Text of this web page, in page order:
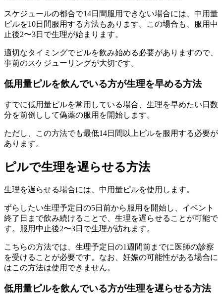
スケジュールの都合で14日間服用できない場合には、中用量
ピルを10日間服用する方法もあります。この場合も、服用中
止後2〜3日で生理が始まります。
適切なタイミングでピルを飲み始める必要がありますので、
事前のスケジューリングが大切です。
低用量ピルを飲んでいる方が生理を早める方法
すでに低用量ピルを常用している場合、 生理を早めたい日数
分を前倒しして偽薬の服用を開始します。
ただし、この方法でも最低14日間以上ピルを服用する必要が
あります。
ピルで生理を遅らせる方法
生理を遅らせる場合には、中用量ピルを使用します。
ずらしたい生理予定日の5日前から服用を開始し、 イベント
終了日まで飲み続ける ことで、生理を遅らせることが可能で
す。服用中止後2〜3日で生理が訪れます。
こちらの方法では、生理予定日の1週間前までに医師の診察
を受けることが必要です。なお、 妊娠の可能性がある場合に
はこの方法は使用できません。
低用量ピルを飲んでいる方が生理を遅らせる方法